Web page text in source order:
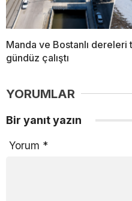
Manda ve Bostanlı
gündüz çalıştı
YORUMLAR
Bir yanıt yazın
Yorum *